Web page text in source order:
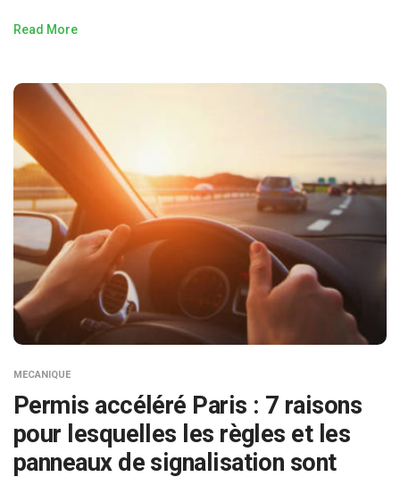
Read More
MECANIQUE
Permis accéléré Paris : 7 raisons
pour lesquelles les règles et les
panneaux de signalisation sont